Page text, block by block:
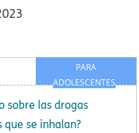
PARA
ADOLESCENTES
sobre las drogas
que se inhalan?